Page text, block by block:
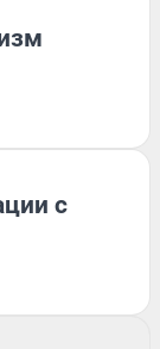
с